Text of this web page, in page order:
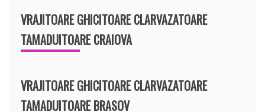
VRAJITOARE GHICITOARE CLARVAZATOARE
TAMADUITOARE CRAIOVA
VRAJITOARE GHICITOARE CLARVAZATOARE
TAMADUITOARE BRASOV